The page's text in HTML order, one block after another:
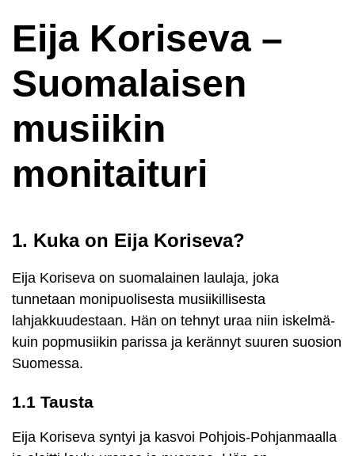
Eija Koriseva –
Suomalaisen
musiikin
monitaituri
1. Kuka on Eija Koriseva?
Eija Koriseva on suomalainen laulaja, joka
tunnetaan monipuolisesta musiikillisesta
lahjakkuudestaan. Hän on tehnyt uraa niin iskelmä-
kuin popmusiikin parissa ja kerännyt suuren suosion
Suomessa.
1.1 Tausta
Eija Koriseva syntyi ja kasvoi Pohjois-Pohjanmaalla